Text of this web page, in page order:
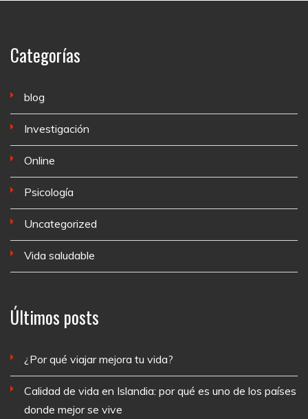
Categorías
blog
Investigación
Online
Psicología
Uncategorized
Vida saludable
Últimos posts
¿Por qué viajar mejora tu vida?
Calidad de vida en Islandia: por qué es uno de los países
donde mejor se vive